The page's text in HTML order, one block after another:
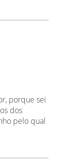
porque sei
dos
pelo qual